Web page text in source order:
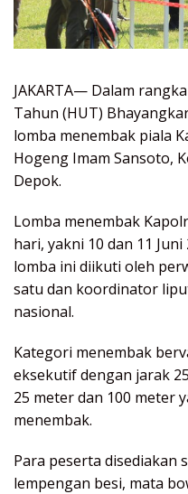
JAKARTA— Dalam
Tahun (HUT)
lomba menembak piala
Hogeng Imam Sansoto,
Depok.
Lomba menembak
hari, yakni 10 dan 11
lomba ini diikuti oleh
satu dan koordinator
nasional.
Kategori menembak
eksekutif dengan jarak
25 meter dan 100 meter
menembak.
Para peserta disediakan
lempengan besi, mata